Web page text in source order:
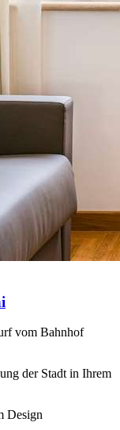
vom Bahnhof
der Stadt in Ihrem
Design